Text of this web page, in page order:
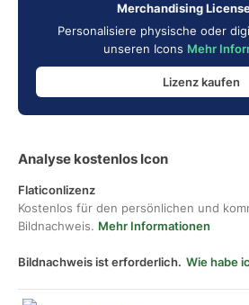
Merchandising
Personalisiere physische oder
unseren Icons Mehr
Lizenz kaufen
Analyse kostenlos Icon
Flaticonlizenz
Kostenlos für den persönlichen und
Bildnachweis. Mehr Informationen
Bildnachweis ist erforderlich. Wie habe